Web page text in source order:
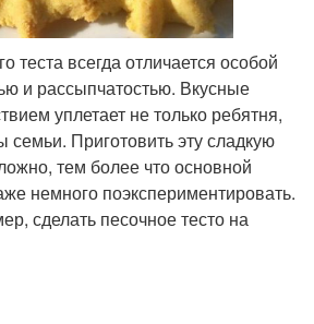
теста всегда отличается особой
и рассыпчатостью. Вкусные
уплетает не только ребятня,
семьи. Приготовить эту сладкую
тем более что основной
немного поэкспериментировать.
сделать песочное тесто на